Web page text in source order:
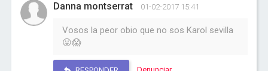
Danna montserrat 01-02-2017 15:41
Vosos la peor obio que no sos Karol sevilla
😛😱